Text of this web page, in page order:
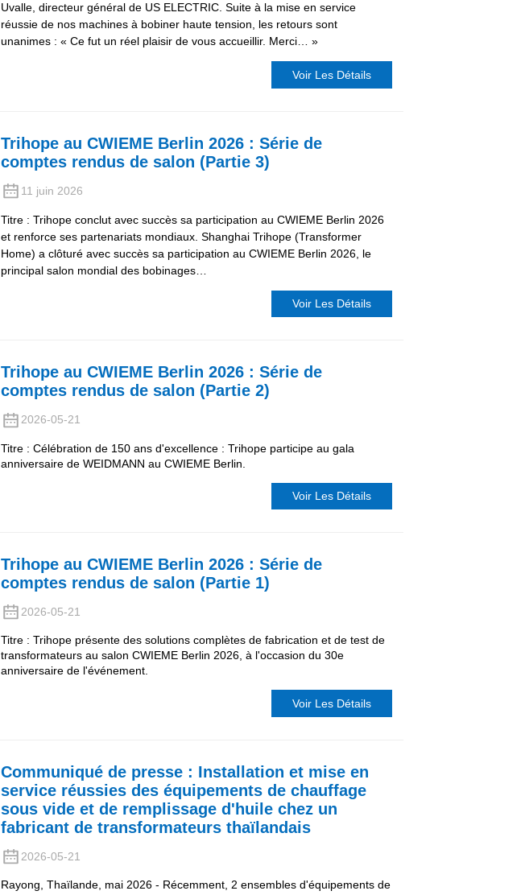
Uvalle, directeur général de US ELECTRIC. Suite à la mise en service
réussie de nos machines à bobiner haute tension, les retours sont
unanimes : « Ce fut un réel plaisir de vous accueillir. Merci… »
Voir Les Détails
Trihope au CWIEME Berlin 2026 : Série de
comptes rendus de salon (Partie 3)
11 juin 2026
Titre : Trihope conclut avec succès sa participation au CWIEME Berlin 2026
et renforce ses partenariats mondiaux. Shanghai Trihope (Transformer
Home) a clôturé avec succès sa participation au CWIEME Berlin 2026, le
principal salon mondial des bobinages…
Voir Les Détails
Trihope au CWIEME Berlin 2026 : Série de
comptes rendus de salon (Partie 2)
2026-05-21
Titre : Célébration de 150 ans d'excellence : Trihope participe au gala
anniversaire de WEIDMANN au CWIEME Berlin.
Voir Les Détails
Trihope au CWIEME Berlin 2026 : Série de
comptes rendus de salon (Partie 1)
2026-05-21
Titre : Trihope présente des solutions complètes de fabrication et de test de
transformateurs au salon CWIEME Berlin 2026, à l'occasion du 30e
anniversaire de l'événement.
Voir Les Détails
Communiqué de presse : Installation et mise en
service réussies des équipements de chauffage
sous vide et de remplissage d'huile chez un
fabricant de transformateurs thaïlandais
2026-05-21
Rayong, Thaïlande, mai 2026 - Récemment, 2 ensembles d'équipements de